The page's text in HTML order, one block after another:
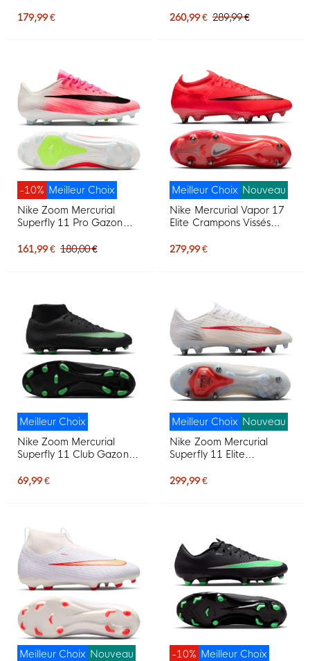
Foot (FG) Blanc Rouge Vif
179,99 €
Foot (FG) Noir Vert Vif
260,99 € 289,99 €
Meilleur Choix
-10%
Nike Zoom Mercurial
Superfly 11 Pro Gazon
Foot (FG) Rose Vif Blanc
161,99 € 180,00 €
Meilleur Choix Nouveau
Nike Mercurial Vapor 17
Elite Crampons Vissés
Rouge Vif Noir Doré
279,99 €
Meilleur Choix
Nike Zoom Mercurial
Superfly 11 Club Gazon
Chaussures de Foot (MG)
69,99 €
Meilleur Choix Nouveau
Nike Zoom Mercurial
Superfly 11 Elite
Chaussures de Foot (SG)
299,99 €
Meilleur Choix Nouveau
Meilleur Choix
-10%